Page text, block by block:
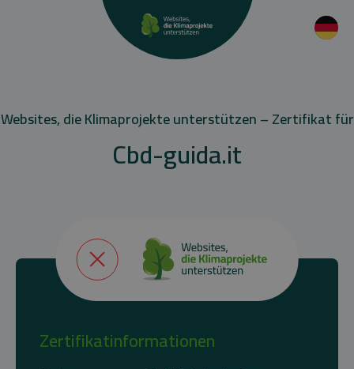
Websites, die Klimaprojekte unterstützen – Zertifikat für
Cbd-guida.it
Zertifikatinformationen